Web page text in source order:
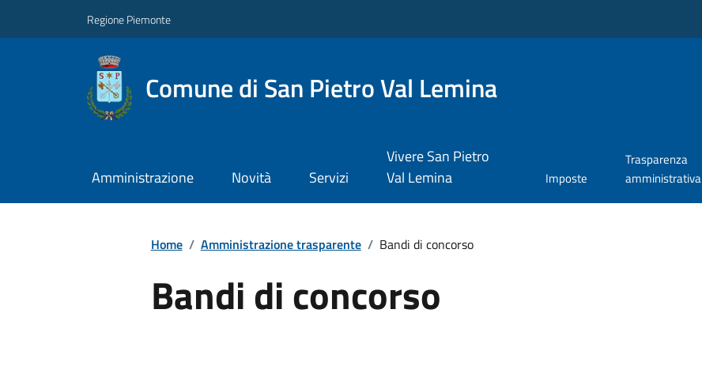
Regione Piemonte
Comune di San Pietro Val Lemina
Amministrazione Novità Servizi
Vivere San Pietro
Val Lemina
Imposte
Trasparenza
amministrativa
Home / Amministrazione trasparente / Bandi di concorso
Bandi di concorso